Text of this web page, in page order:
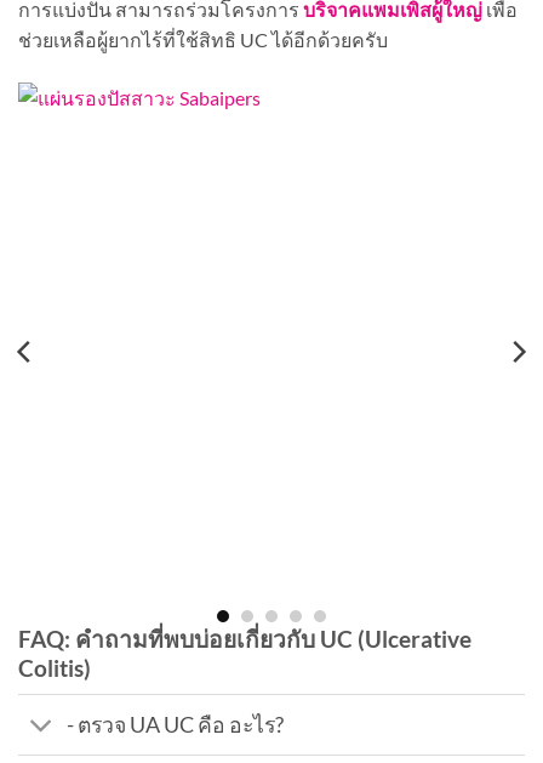
การแบ่งปัน สามารถร่วมโครงการ บริจาคแพมเพิสผู้ใหญ่ เพื่อ
ช่วยเหลือผู้ยากไร้ที่ใช้สิทธิ UC ได้อีกด้วยครับ
FAQ: คำถามที่พบบ่อยเกี่ยวกับ UC (Ulcerative
Colitis)
- ตรวจ UA UC คือ อะไร?